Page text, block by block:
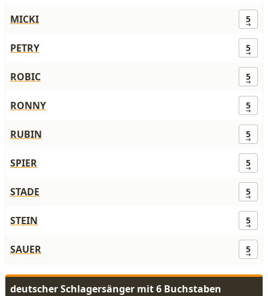
MICKI 5
PETRY 5
ROBIC 5
RONNY 5
RUBIN 5
SPIER 5
STADE 5
STEIN 5
SAUER 5
deutscher Schlagersänger mit 6 Buchstaben